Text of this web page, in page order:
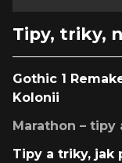
Tipy, triky,
Gothic 1
Kolonii
Marathon –
Tipy a triky, jak